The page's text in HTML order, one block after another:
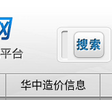
华中造价信息